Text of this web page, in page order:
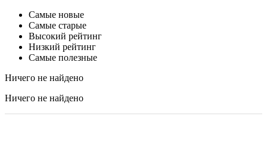
Самые новые
Самые старые
Высокий рейтинг
Низкий рейтинг
Самые полезные
Ничего не найдено
Ничего не найдено